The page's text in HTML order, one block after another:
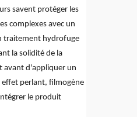
savent protéger les
complexes avec un
traitement hydrofuge
la solidité de la
avant d'appliquer un
perlant, filmogène
le produit